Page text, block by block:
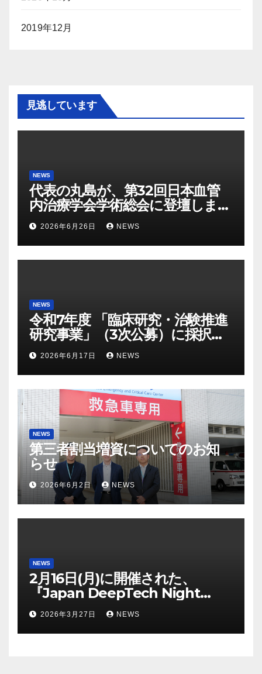
2019年12月
見逃しています
NEWS
代表の丸島が、第32回日本血管
内治療学会学術総会に登壇しま
す。
2026年6月26日 NEWS
NEWS
令和7年度 「臨床研究・治験推進
研究事業」（3次公募）に採択さ
れました
2026年6月17日 NEWS
NEWS
第三者割当増資についてのお知
らせ
2026年6月2日 NEWS
NEWS
2月16日(月)に開催された、
『Japan DeepTech Night
Ibaraki / Chiba / Aichi /
Hokkaido ～今話題のディープ
テック分野企業が登壇～』に、弊
2026年3月27日 NEWS